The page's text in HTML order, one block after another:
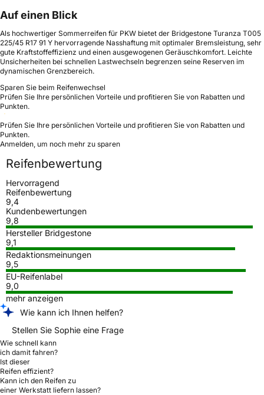
Auf einen Blick
Als hochwertiger Sommerreifen für PKW bietet der Bridgestone Turanza T005
225/45 R17 91 Y hervorragende Nasshaftung mit optimaler Bremsleistung, sehr
gute Kraftstoffeffizienz und einen ausgewogenen Geräuschkomfort. Leichte
Unsicherheiten bei schnellen Lastwechseln begrenzen seine Reserven im
dynamischen Grenzbereich.
Sparen Sie beim Reifenwechsel
Prüfen Sie Ihre persönlichen Vorteile und profitieren Sie von Rabatten und
Punkten.
Prüfen Sie Ihre persönlichen Vorteile und profitieren Sie von Rabatten und
Punkten.
Anmelden, um noch mehr zu sparen
Reifenbewertung
Hervorragend
Reifenbewertung
9,4
Kundenbewertungen
9,8
Hersteller Bridgestone
9,1
Redaktionsmeinungen
9,5
EU-Reifenlabel
9,0
mehr anzeigen
Wie kann ich Ihnen helfen?
Stellen Sie Sophie eine Frage
Wie schnell kann
ich damit fahren?
Ist dieser
Reifen effizient?
Kann ich den Reifen zu
einer Werkstatt liefern lassen?